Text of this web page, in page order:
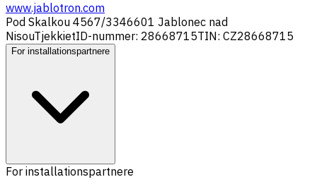
www.jablotron.com
Pod Skalkou 4567/3346601 Jablonec nad
NisouTjekkietID-nummer: 28668715TIN: CZ28668715
For installationspartnere
For installationspartnere